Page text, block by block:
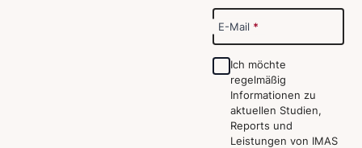
E-Mail *
Ich möchte
regelmäßig
Informationen zu
aktuellen Studien,
Reports und
Leistungen von IMAS